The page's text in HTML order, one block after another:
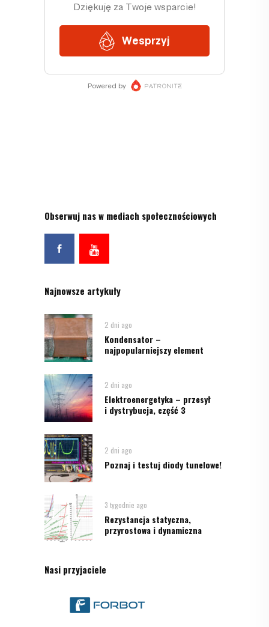
Obserwuj nas w mediach społecznościowych
Najnowsze artykuły
2 dni ago
Kondensator –
najpopularniejszy element
2 dni ago
Elektroenergetyka – przesył
i dystrybucja, część 3
2 dni ago
Poznaj i testuj diody tunelowe!
3 tygodnie ago
Rezystancja statyczna,
przyrostowa i dynamiczna
Nasi przyjaciele